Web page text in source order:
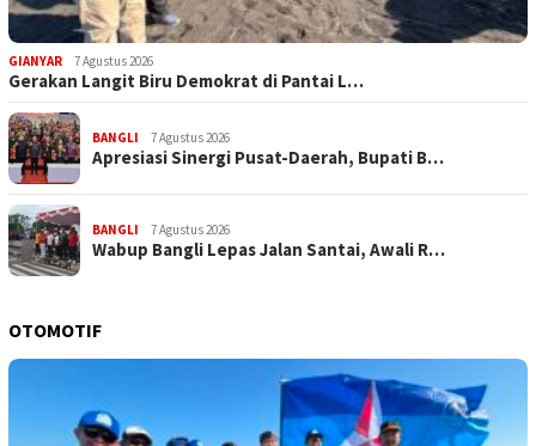
GIANYAR 7 Agustus 2026
Gerakan Langit Biru Demokrat di Pantai L…
BANGLI 7 Agustus 2026
Apresiasi Sinergi Pusat-Daerah, Bupati B…
BANGLI 7 Agustus 2026
Wabup Bangli Lepas Jalan Santai, Awali R…
OTOMOTIF